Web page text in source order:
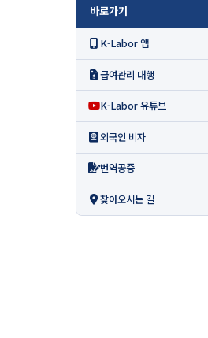
바로가기
K-Labor 앱
급여관리 대행
K-Labor 유튜브
외국인 비자
번역공증
찾아오시는 길